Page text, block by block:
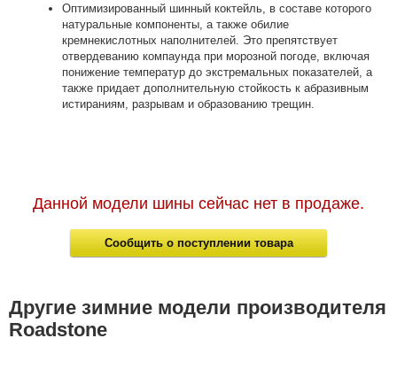
Оптимизированный шинный коктейль, в составе которого
натуральные компоненты, а также обилие
кремнекислотных наполнителей. Это препятствует
отвердеванию компаунда при морозной погоде, включая
понижение температур до экстремальных показателей, а
также придает дополнительную стойкость к абразивным
истираниям, разрывам и образованию трещин.
Данной модели шины сейчас нет в продаже.
Сообщить о поступлении товара
Другие зимние модели производителя
Roadstone